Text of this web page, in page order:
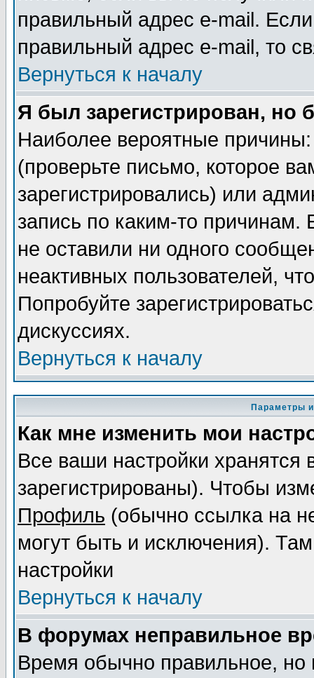
правильный адрес e-mail.
правильный адрес e-mail, то
Вернуться к началу
Я был зарегистрирован, но
Наиболее вероятные
(проверьте письмо, которое
зарегистрировались) или
запись по каким-то
не оставили ни одного
неактивных пользователей,
Попробуйте
дискуссиях.
Вернуться к началу
Параметры
Как мне изменить мои
Все ваши настройки
зарегистрированы). Чтобы
Профиль (обычно ссылка на
могут быть и исключения).
настройки
Вернуться к началу
В форумах неправильное
Время обычно правильное,